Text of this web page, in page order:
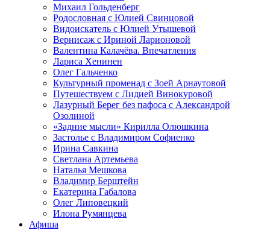
Михаил Гольденберг
Родословная с Юлией Свинцовой
Видоискатель с Юлией Утышевой
Вернисаж с Ириной Ларионовой
Валентина Калачёва. Впечатления
Лариса Хенинен
Олег Гальченко
Культурный променад с Зоей Арнаутовой
Путешествуем с Лидией Винокуровой
Лазурный Берег без пафоса с Александрой
Озолиной
«Задние мысли» Кирилла Олюшкина
Застолье с Владимиром Софиенко
Ирина Савкина
Светлана Артемьева
Наталья Мешкова
Владимир Берштейн
Екатерина Габалова
Олег Липовецкий
Илона Румянцева
Афиша